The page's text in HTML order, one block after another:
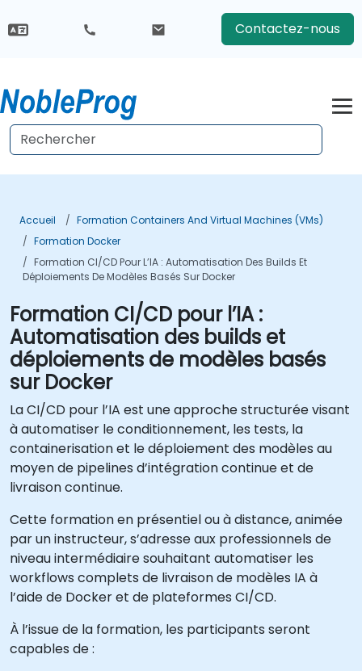
Contactez-nous
Accueil
Formation Containers And Virtual Machines (VMs)
Formation Docker
Formation CI/CD Pour L’IA : Automatisation Des Builds Et
Déploiements De Modèles Basés Sur Docker
Formation CI/CD pour l’IA :
Automatisation des builds et
déploiements de modèles basés
sur Docker
La CI/CD pour l’IA est une approche structurée visant
à automatiser le conditionnement, les tests, la
containerisation et le déploiement des modèles au
moyen de pipelines d’intégration continue et de
livraison continue.
Cette formation en présentiel ou à distance, animée
par un instructeur, s’adresse aux professionnels de
niveau intermédiaire souhaitant automatiser les
workflows complets de livraison de modèles IA à
l’aide de Docker et de plateformes CI/CD.
À l’issue de la formation, les participants seront
capables de :